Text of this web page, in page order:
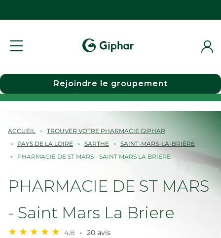
Choisir une pharmacie
Rejoindre le groupement
ACCUEIL
TROUVER VOTRE PHARMACIE GIPHAR
PAYS DE LA LOIRE
SARTHE
SAINT-MARS-LA-BRIÈRE
PHARMACIE DE ST MARS - SAINT MARS LA BRIERE
PHARMACIE DE ST MARS
- Saint Mars La Briere
4,8 20 avis